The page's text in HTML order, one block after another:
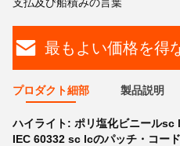
最もよい価格を得
プロダクト細部 製品説明
ハイライト: ポリ塩化ビニールsc
IEC 60332 sc lcのパッチ・コード